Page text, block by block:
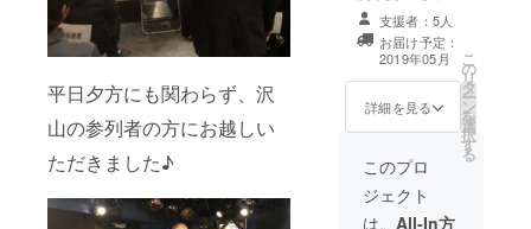
平日夕方にも関わらず、沢
山の参列者の方にお越しい
ただきました♪
け、
自意識をこ
じらせて
「自分の居
場所はどこ
なのか」を
よく考える
子どもでし
く、15分程度の
観覧になる予定
です。
デオで使わな
かった裏シーン
動画 （メールに
レスを送らせて
いただきます）
ビデオまひる手
書き絵コンテコ
ピー ⑦ワンマン
告知ポスター ⑧
マンライブご招
待 ②2019年1月
19日[土]開催謎
解きゲームオフ
会に無料参加 ③
ミュージックビ
置きチケット、
載するお名前
（HN可）をお伝
支援者：5人
お届け予定：
2019年05月
詳細を見る
こ
の
リ
タ
ー
ン
を
選
択
す
る
このプロ
ジェクト
は、 All-In方